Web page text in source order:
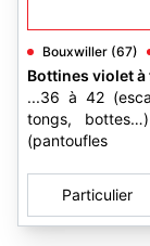
Bouxwiller (67)
Bottines violet à
...36 à 42
tongs,
(pantoufles
Particulier